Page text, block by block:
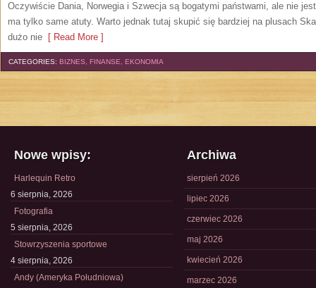
Oczywiście Dania, Norwegia i Szwecja są bogatymi państwami, ale nie
ma tylko same atuty. Warto jednak tutaj skupić się bardziej na plusach
dużo nie [ Read More ]
CATEGORIES: BIZNES, FINANSE, EKONOMIA
Nowe wpisy:
Harlequin Retro
6 sierpnia, 2026
Fotografia
5 sierpnia, 2026
Stowrzyszenia sportowe
4 sierpnia, 2026
Andy (Ameryka Południowa)
Archiwa
sierpień 2026
lipiec 2026
czerwiec 2026
maj 2026
kwiecień 2026
marzec 2026